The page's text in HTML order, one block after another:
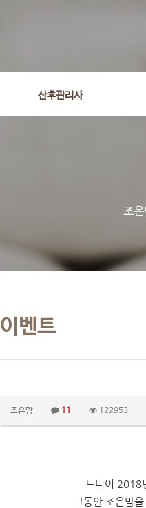
산후관리사
이벤트
조은맘 11 122953
드디어 2018
그동안 조은맘